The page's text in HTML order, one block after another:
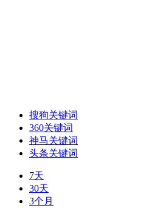
搜狗关键词
360关键词
神马关键词
头条关键词
7天
30天
3个月